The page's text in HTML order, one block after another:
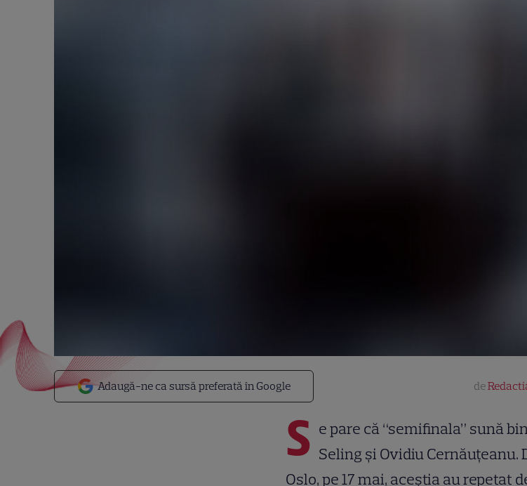
Adaugă-ne ca sursă preferată în Google de
S e pare că “semifinala” sună
Seling şi Ovidiu Cernăuţeanu.
Oslo, pe 17 mai, aceştia au repetat